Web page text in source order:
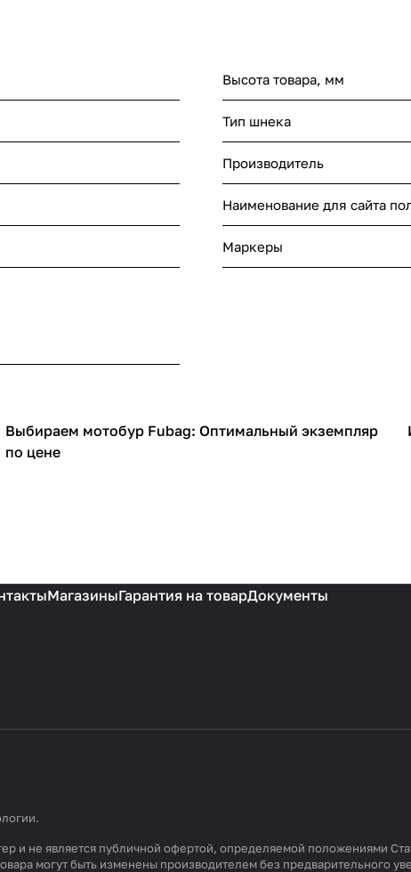
Высота товара, мм
Тип шнека
Производитель
Наименование для сайта
Маркеры
Садовая техника
Выбираем мотобур Fubag: Оптимальный экземпляр
по цене
МагазиныГарантия на товарДокументы
.
и не является публичной офертой, определяемой положениями
могут быть изменены производителем без предварительного